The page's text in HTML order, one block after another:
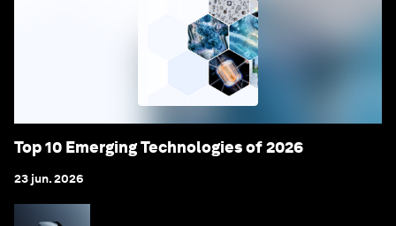
Top 10 Emerging Technologies of 2026
23 jun. 2026